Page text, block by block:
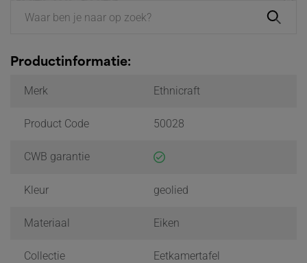
Productinformatie:
Merk Ethnicraft
Product Code 50028
CWB garantie
Kleur geolied
Materiaal Eiken
Collectie Eetkamertafel